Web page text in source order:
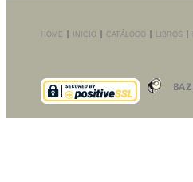
HOME INICIO CATÁLOGO LIBROS